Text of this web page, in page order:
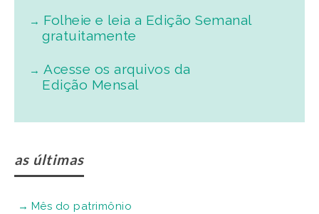
Folheie e leia a Edição Semanal
gratuitamente
Acesse os arquivos da
Edição Mensal
as últimas
Mês do patrimônio